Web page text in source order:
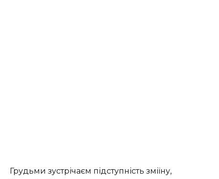
Грудьми зустрічаєм підступність зміїну,